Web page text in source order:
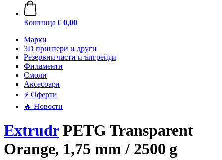
Кошница € 0,00
Mарки
3D принтери и други
Резервни части и ъпгрейди
Филаменти
Смоли
Аксесоари
⚡ Оферти
🔥 Новости
ExtrudrPETG Transparent
Orange, 1,75 mm / 2500 g